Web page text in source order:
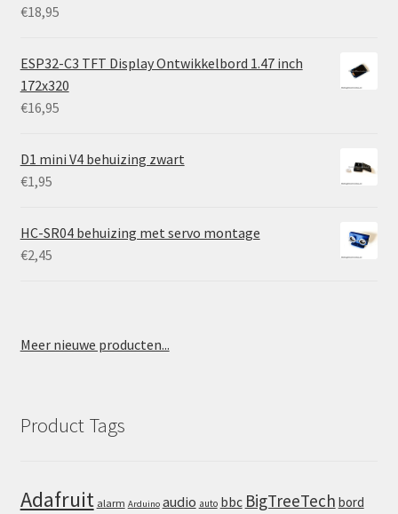
€18,95
ESP32-C3 TFT Display Ontwikkelbord 1.47 inch
172x320
€16,95
D1 mini V4 behuizing zwart
€1,95
HC-SR04 behuizing met servo montage
€2,45
Meer nieuwe producten...
Product Tags
Adafruit alarm Arduino audio auto bbc BigTreeTech bord